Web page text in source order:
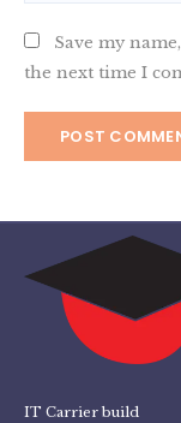
Save my
the next time I
IT Carrier build